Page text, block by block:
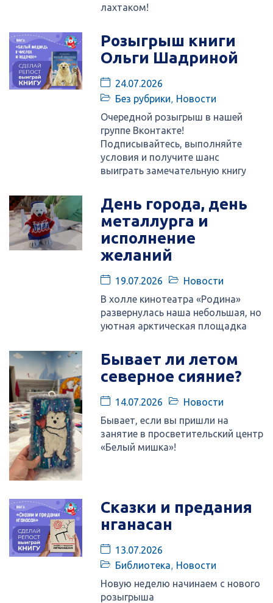
лахтаком!
Розыгрыш книги
Ольги Шадриной
24.07.2026
Без рубрики
Новости
Очередной розыгрыш в нашей
группе Вконтакте!
Подписывайтесь, выполняйте
условия и получите шанс
выиграть замечательную книгу
День города, день
металлурга и
исполнение
желаний
19.07.2026
Новости
В холле кинотеатра «Родина»
развернулась наша небольшая, но
уютная арктическая площадка
Бывает ли летом
северное сияние?
14.07.2026
Новости
Бывает, если вы пришли на
занятие в просветительский центр
«Белый мишка»!
Сказки и предания
нганасан
13.07.2026
Библиотека, Новости
Новую неделю начинаем с нового
розыгрыша